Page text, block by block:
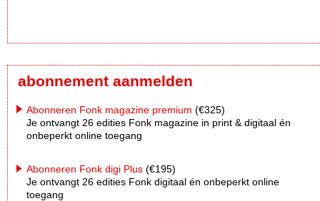
abonnement aanmelden
Abonneren Fonk magazine premium (€325)
Je ontvangt 26 edities Fonk magazine in print & digitaal én
onbeperkt online toegang
Abonneren Fonk digi Plus (€195)
Je ontvangt 26 edities Fonk digitaal én onbeperkt online
toegang